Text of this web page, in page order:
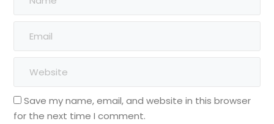
Save my name, email, and website in this browser
for the next time I comment.